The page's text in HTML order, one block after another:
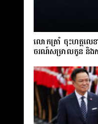
លោក​ត្រាំ ចុះហត្ថលេខ
ចរណ៍សម្រាលកូន និង